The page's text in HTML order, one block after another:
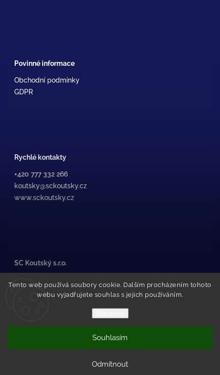
Tento web používá soubory cookie. Dalším procházením tohoto
webu vyjadřujete souhlas s jejich používáním.
Odmítnout
Souhlasím
Povinné informace
Obchodní podmínky
GDPR
Rychlé kontakty
+420 777 332 266
koutsky@sckoutsky.cz
www.sckoutsky.cz
SC Koutský s.r.o.
500 02 Hradec Králové
Pražské Předměstí
Vytvořil Shoptet